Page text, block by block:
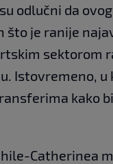
odlučni da
što je ranije
sektorom
Istovremeno,
kako
Catherinea